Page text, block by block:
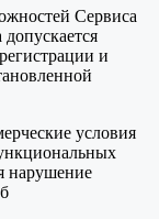
Сервиса
и
условия
нарушение